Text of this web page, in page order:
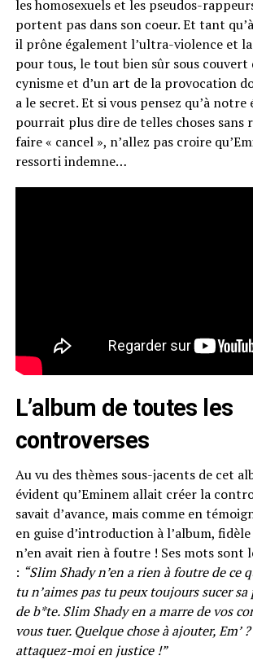
les homosexuels et les pseudos-
portent pas dans son coeur.Et tant
il prôneégalement l’ultra-violence et
pour tous, le tout bien sûr sous couvert
cynisme et d’un art de la provocation
alesecret.Et si vous pensez qu’à notre
pourrait plus dire de telles choses sans
faire « cancel », n’allez pas croire
ressorti indemne…
L’album de toutes les
controverses
Au vu des thèmes sous-jacents de cet
évident qu’Eminem allait créer la
savait d’avance, mais comme en
en guise d’introduction à l’album,
n’en avait rien à foutre ! Ses mots sont
: “Slim Shadyn’en a rien à foutre de ce
tu n’aimespas tupeux toujours sucer sa
deb*te.Slim Shadyen a marre de vos
vous tuer.Quelque chose à ajouter, Em’ ?
attaquez-moi en justice !”